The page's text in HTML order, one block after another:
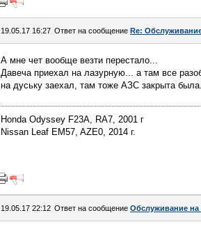
19.05.17 16:27 Ответ на сообщение Re:
А мне чет вообще везти перестало...
Давеча приехал на лазурную... а там все
на дуську заехал, там тоже АЗС закрыта
Honda Odyssey F23A, RA7, 2001 г
Nissan Leaf EM57, AZE0, 2014 г.
19.05.17 22:12 Ответ на сообщение Обслуживание